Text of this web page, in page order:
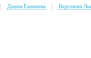
Диана Енакаева
Вероника